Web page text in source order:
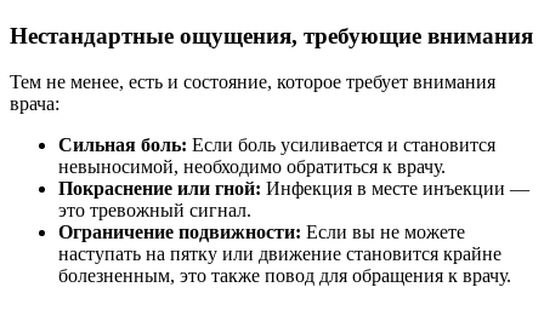
Нестандартные ощущения, требующие внимания
Тем не менее, есть и состояние, которое требует внимания
врача:
Сильная боль: Если боль усиливается и становится
невыносимой, необходимо обратиться к врачу.
Покраснение или гной: Инфекция в месте инъекции —
это тревожный сигнал.
Ограничение подвижности: Если вы не можете
наступать на пятку или движение становится крайне
болезненным, это также повод для обращения к врачу.